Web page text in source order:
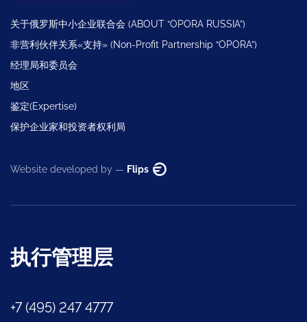
关于俄罗斯中小企业联合会 (ABOUT “OPORA RUSSIA”)
非营利伙伴关系«支持» (Non-Profit Partnership “OPORA”)
经理局和委员会
地区
鉴定(Expertise)
保护企业家和投资者权利局
Website developed by — Flips
执行管理层
+7 (495) 247 4777